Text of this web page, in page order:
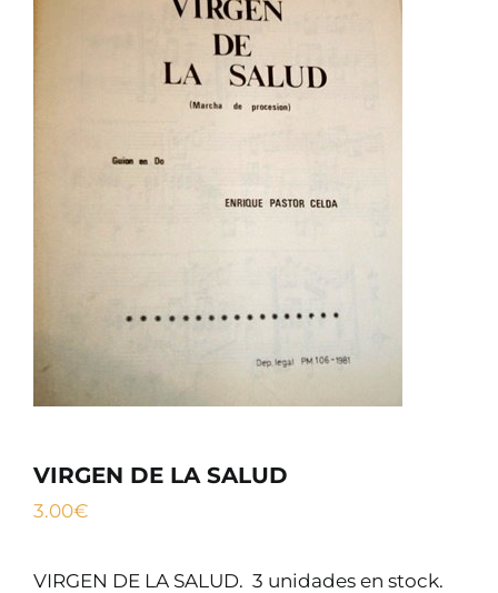
SERVICIOS TALLER
VIRGEN DE LA SALUD
3.00€
VIRGEN DE LA SALUD. 3 unidades en stock.